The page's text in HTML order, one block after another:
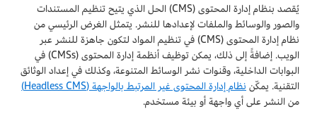
يُقصد بنظام إدارة المحتوى (CMS) الحل الذي يتيح تنظيم المستندات
والصور والوسائط والملفات لإعدادها للنشر. يتمثل الغرض الرئيسي من
نظام إدارة المحتوى (CMS) في تنظيم المواد لتكون جاهزة للنشر عبر
الويب. إضافةً إلى ذلك، يمكن توظيف أنظمة إدارة المحتوى (CMSs) في
البوابات الداخلية، وقنوات نشر الوسائط المتنوعة، وكذلك في إعداد الوثائق
التقنية. يمكّن نظام إدارة المحتوى غير المرتبط بالواجهة (Headless CMS)
من النشر على أي واجهة أو بيئة مستخدم.